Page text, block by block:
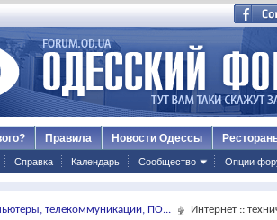
Справка Календарь Сообщество Опции
Правила Новости Одессы
телекоммуникации, ПО... Интернет ::